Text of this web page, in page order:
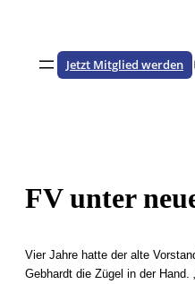
springen
Jetzt Mitglied werden
FV unter
Vier Jahre hatte der alte
Gebhardt die Zügel in der